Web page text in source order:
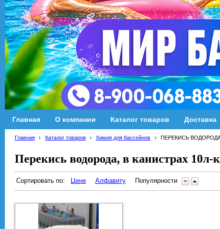
Главная О компании Каталог товаров Доставка
Главная › Каталог товаров › Химия для бассейнов › ПЕРЕКИСЬ
Перекись водорода, в канистрах
Сортировать по: Цене Алфавиту Популярности